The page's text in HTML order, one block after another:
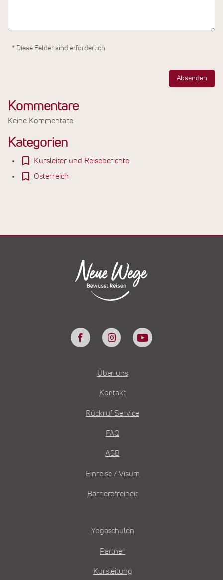
* Diese Felder sind erforderlich
Absenden
Kommentare
Keine Kommentare
Kategorien
Kursleiter und Reiseberichte
Österreich
Über uns
Kontakt
Rückruf Service
FAQ
AGB
Einreise / Visum
Barrierefreiheit
Yogaschulen
Partner
Kursleitung